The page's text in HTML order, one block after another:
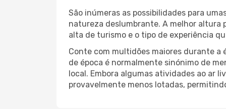
São inúmeras as possibilidades para
natureza deslumbrante. A melhor altura
alta de turismo e o tipo de experiência
Conte com multidões maiores durante
de época é normalmente sinónimo de
local. Embora algumas atividades ao ar
provavelmente menos lotadas,